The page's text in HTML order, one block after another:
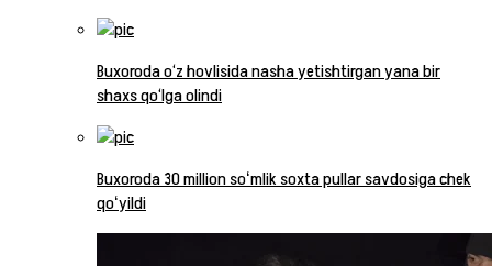
Buxoroda o‘z hovlisida nasha yetishtirgan yana bir
shaxs qo‘lga olindi
Buxoroda 30 million soʻmlik soxta pullar savdosiga chek
qoʻyildi